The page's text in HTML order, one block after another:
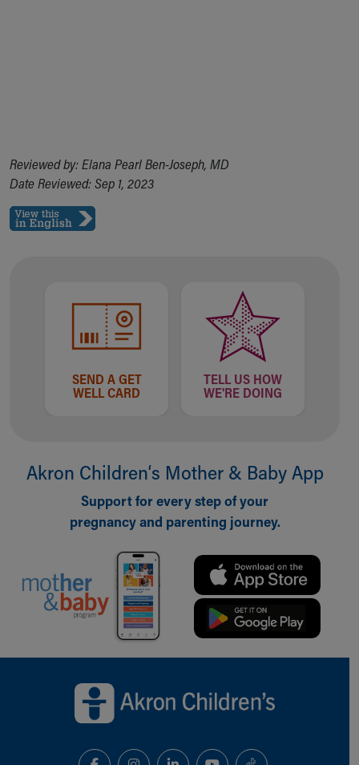
Reviewed by: Elana Pearl Ben-Joseph, MD
Date Reviewed: Sep 1, 2023
SEND A GET
WELL CARD
TELL US HOW
WE'RE DOING
Akron Children‘s Mother & Baby App
Support for every step of your
pregnancy and parenting journey.